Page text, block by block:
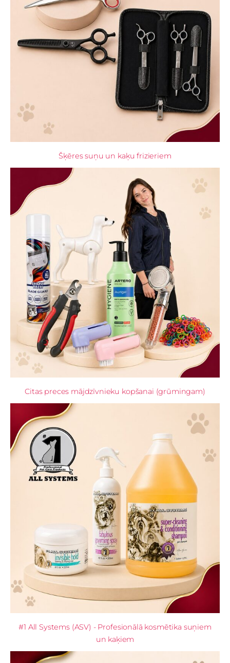
Šķēres suņu un kaķu frizieriem
Citas preces mājdzīvnieku kopšanai (grūmingam)
#1 All Systems (ASV) - Profesionālā kosmētika suņiem
un kaķiem